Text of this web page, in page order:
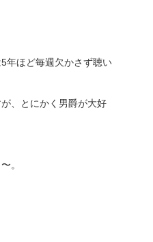
年ほど毎週欠かさず聴い
、とにかく男爵が大好
。